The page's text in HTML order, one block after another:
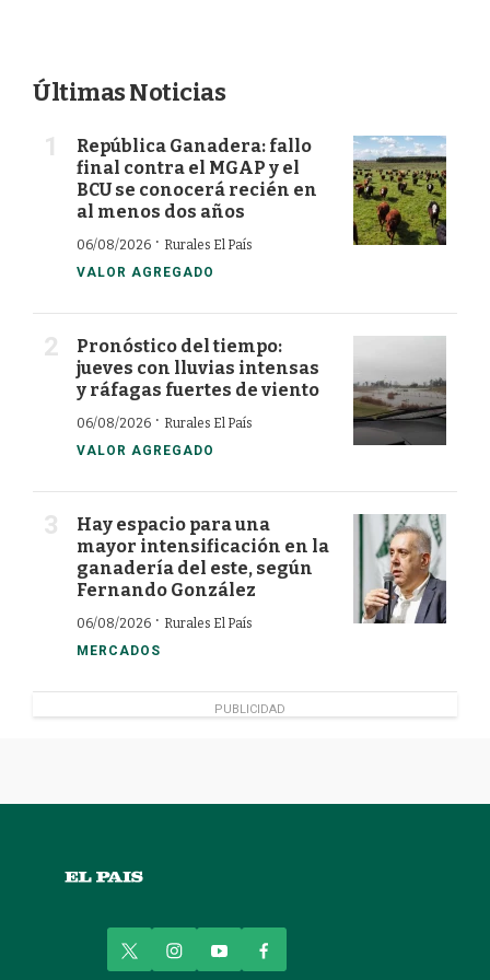
Últimas Noticias
República Ganadera: fallo
final contra el MGAP y el
BCU se conocerá recién en
al menos dos años
06/08/2026 · Rurales El País
VALOR AGREGADO
Pronóstico del tiempo:
jueves con lluvias intensas
y ráfagas fuertes de viento
06/08/2026 · Rurales El País
VALOR AGREGADO
Hay espacio para una
mayor intensificación en la
ganadería del este, según
Fernando González
06/08/2026 · Rurales El País
MERCADOS
PUBLICIDAD
w
i
n
y
o
a